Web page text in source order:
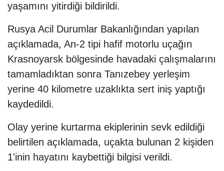
yaşamını yitirdiği bildirildi.
Rusya Acil Durumlar Bakanlığından yapılan
açıklamada, An-2 tipi hafif motorlu uçağın
Krasnoyarsk bölgesinde havadaki çalışmalarını
tamamladıktan sonra Tanızebey yerleşim
yerine 40 kilometre uzaklıkta sert iniş yaptığı
kaydedildi.
Olay yerine kurtarma ekiplerinin sevk edildiği
belirtilen açıklamada, uçakta bulunan 2 kişiden
1'inin hayatını kaybettiği bilgisi verildi.